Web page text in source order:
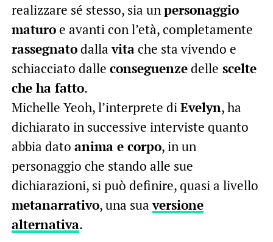
realizzare sé stesso, sia unpersonaggio
maturoe avanti con l’età, completamente
rassegnatodallavitache sta vivendo e
schiacciato dalle conseguenzedelle scelte
che ha fatto.
Michelle Yeoh, l’interprete diEvelyn, ha
dichiarato in successive interviste quanto
abbia dato anima e corpo, in un
personaggio che stando alle sue
dichiarazioni, si può definire, quasi a livello
metanarrativo, una suaversione
alternativa.